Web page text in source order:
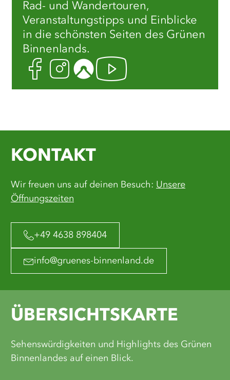
Rad- und Wandertouren,
Veranstaltungstipps und Einblicke
in die schönsten Seiten des Grünen
Binnenlands.
FacebookInstagram
KomootYoutube
KONTAKT
Wir freuen uns auf deinen Besuch: Unsere
Öffnungszeiten
+49 4638 898404
info@gruenes-binnenland.de
ÜBERSICHTSKARTE
Sehenswürdigkeiten und Highlights des Grünen
Binnenlandes auf einen Blick.